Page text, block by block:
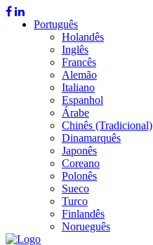
Português
Holandês
Inglês
Francês
Alemão
Italiano
Espanhol
Árabe
Chinês (Tradicional)
Dinamarquês
Japonês
Coreano
Polonês
Sueco
Turco
Finlandês
Norueguês